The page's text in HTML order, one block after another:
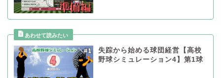
失踪から始める球団経営【高校
野球シミュレーション4】第1球